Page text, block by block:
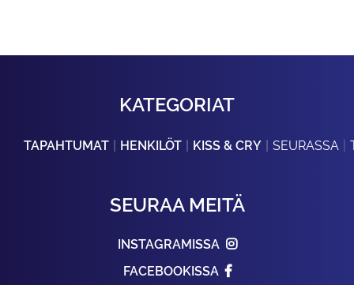
KATEGORIAT
TAPAHTUMAT HENKILÖT KISS & CRY SEURASSA
SEURAA MEITÄ
INSTAGRAMISSA
FACEBOOKISSA